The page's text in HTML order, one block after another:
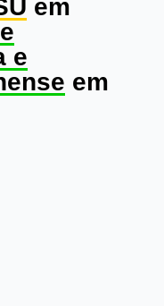
em
e
em